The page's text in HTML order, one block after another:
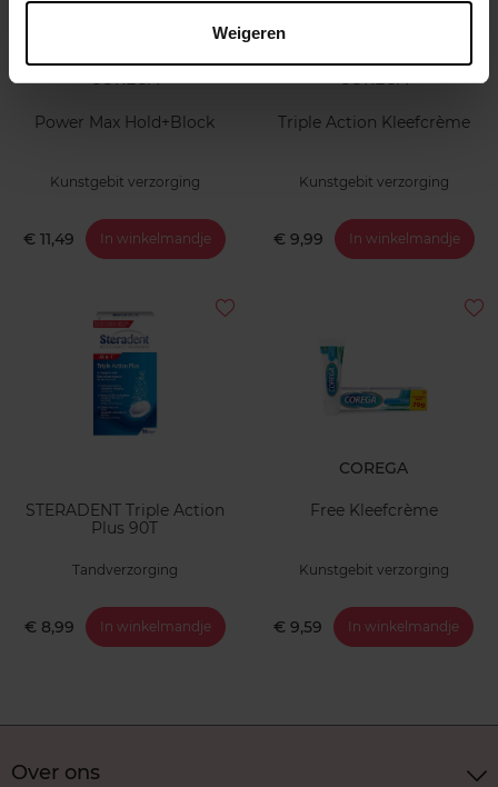
Weigeren
COREGA
Power Max Hold+Block
Kunstgebit verzorging
€ 11,49 In winkelmandje
COREGA
Triple Action Kleefcrème
Kunstgebit verzorging
€ 9,99 In winkelmandje
STERADENT Triple Action
Plus 90T
Tandverzorging
€ 8,99 In winkelmandje
COREGA
Free Kleefcrème
Kunstgebit verzorging
€ 9,59 In winkelmandje
Over ons